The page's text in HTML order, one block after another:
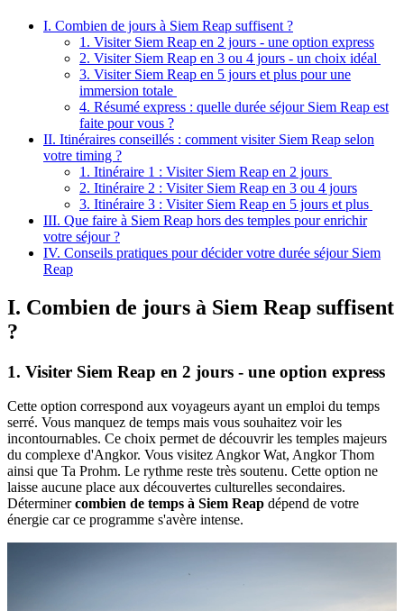
I. Combien de jours à Siem Reap suffisent ?
1. Visiter Siem Reap en 2 jours - une option express
2. Visiter Siem Reap en 3 ou 4 jours - un choix idéal
3. Visiter Siem Reap en 5 jours et plus pour une
immersion totale
4. Résumé express : quelle durée séjour Siem Reap est
faite pour vous ?
II. Itinéraires conseillés : comment visiter Siem Reap selon
votre timing ?
1. Itinéraire 1 : Visiter Siem Reap en 2 jours
2. Itinéraire 2 : Visiter Siem Reap en 3 ou 4 jours
3. Itinéraire 3 : Visiter Siem Reap en 5 jours et plus
III. Que faire à Siem Reap hors des temples pour enrichir
votre séjour ?
IV. Conseils pratiques pour décider votre durée séjour Siem
Reap
I. Combien de jours à Siem Reap suffisent
?
1. Visiter Siem Reap en 2 jours - une option express
Cette option correspond aux voyageurs ayant un emploi du temps
serré. Vous manquez de temps mais vous souhaitez voir les
incontournables. Ce choix permet de découvrir les temples majeurs
du complexe d'Angkor. Vous visitez Angkor Wat, Angkor Thom
ainsi que Ta Prohm. Le rythme reste très soutenu. Cette option ne
laisse aucune place aux découvertes culturelles secondaires.
Déterminercombien de temps à Siem Reap dépend de votre
énergie car ce programme s'avère intense.